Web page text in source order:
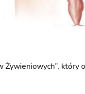
Żywieniowych”,